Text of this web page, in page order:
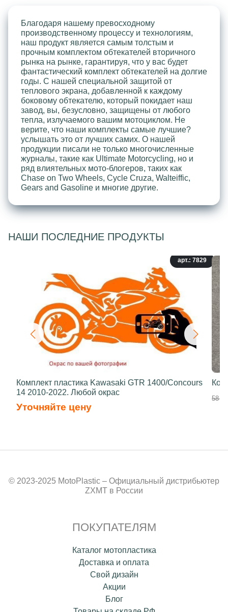
Благодаря нашему превосходному
производственному процессу и технологиям,
наш продукт является самым толстым и
прочным комплектом обтекателей вторичного
рынка на рынке, гарантируя, что у вас будет
фантастический комплект обтекателей на долгие
годы. С нашей специальной защитой от
теплового экрана, добавленной к каждому
боковому обтекателю, который покидает наш
завод, вы, безусловно, защищены от любого
тепла, излучаемого вашим мотоциклом. Не
верите, что наши комплекты самые лучшие?
услышать это от лучших самих. О нашей
продукции писали не только многочисленные
журналы, такие как Ultimate Motorcycling, но и
ряд влиятельных мото-блогеров, таких как
Chase on Two Wheels, Cycle Cruza, Walteiffic,
Gears and Gasoline и многие другие.
НАШИ ПОСЛЕДНИЕ ПРОДУКТЫ
арт.: 7829
Комплект пластика Kawasaki GTR 1400/Concours
14 2010-2022. Любой окрас
Уточняйте цену
58
© 2023-2025 MotoPlastic – Официальный дистрибьютер
ZXMT в России
ПОКУПАТЕЛЯМ
Каталог мотопластика
Доставка и оплата
Свой дизайн
Акции
Блог